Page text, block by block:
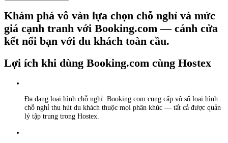
Khám phá vô vàn lựa chọn chỗ nghỉ và mức
giá cạnh tranh với Booking.com — cánh cửa
kết nối bạn với du khách toàn cầu.
Lợi ích khi dùng Booking.com cùng Hostex
Đa dạng loại hình chỗ nghỉ: Booking.com cung cấp vô số loại hình
chỗ nghỉ thu hút du khách thuộc mọi phân khúc — tất cả được quản
lý tập trung trong Hostex.